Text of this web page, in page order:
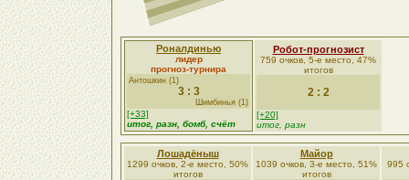
Роналдинью
лидер
прогноз-турнира
Антошкин (1)
3 : 3
Шимбинья (1)
[+33]
итог, разн, бомб, счёт
Робот-прогнозист
759 очков, 5-е место, 47%
итогов
2 : 2
[+20]
итог, разн
Лошадёныш
1299 очков, 2-е место, 50%
итогов
Майор
1039 очков, 3-е место, 51%
итогов
995